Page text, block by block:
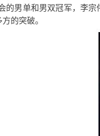
的男单和男双冠军，李
的突破。